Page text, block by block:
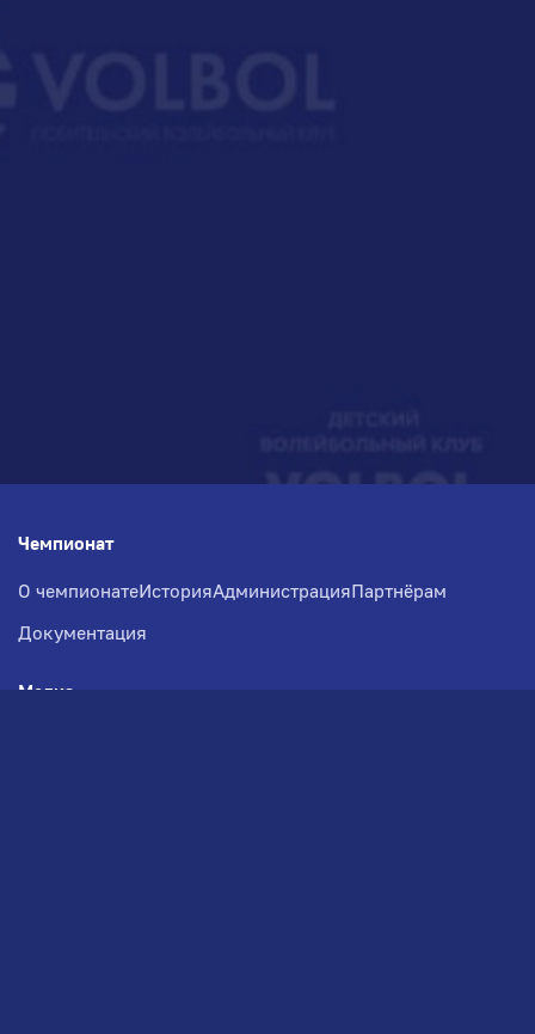
Чемпионат
О чемпионатеИсторияАдминистрацияПартнёрам
Документация
Медиа